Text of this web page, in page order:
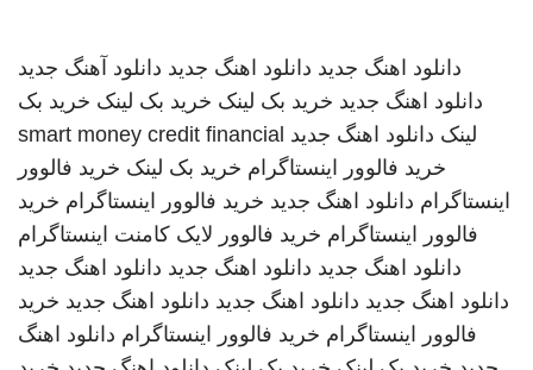
دانلود اهنگ جدید دانلود اهنگ جدید دانلود آهنگ جدید
دانلود اهنگ جدید خرید بک لینک خرید بک لینک خرید بک
لینک دانلود اهنگ جدید smart money credit financial
خرید فالوور اینستاگرام خرید بک لینک خرید فالوور
اینستاگرام دانلود اهنگ جدید خرید فالوور اینستاگرام خرید
فالوور اینستاگرام خرید فالوور لایک کامنت اینستاگرام
دانلود اهنگ جدید دانلود اهنگ جدید دانلود اهنگ جدید
دانلود اهنگ جدید دانلود اهنگ جدید دانلود اهنگ جدید خرید
فالوور اینستاگرام خرید فالوور اینستاگرام دانلود اهنگ